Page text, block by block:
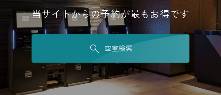
当サイトからの予約が最もお得です
空室検索